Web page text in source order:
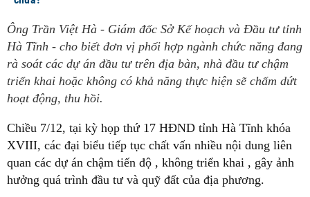
Ông Trần Việt Hà - Giám đốc Sở Kế hoạch và Đầu tư tỉnh
Hà Tĩnh - cho biết đơn vị phối hợp ngành chức năng đang
rà soát các dự án đầu tư trên địa bàn, nhà đầu tư chậm
triển khai hoặc không có khả năng thực hiện sẽ chấm dứt
hoạt động, thu hồi.
Chiều 7/12, tại kỳ họp thứ 17 HĐND tỉnh Hà Tĩnh khóa
XVIII, các đại biểu tiếp tục chất vấn nhiều nội dung liên
quan các dự án chậm tiến độ , không triển khai , gây ảnh
hưởng quá trình đầu tư và quỹ đất của địa phương.